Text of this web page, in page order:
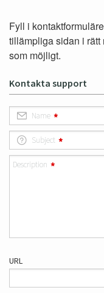
Fyll i
tillämpliga sidan i rätt
som möjligt.